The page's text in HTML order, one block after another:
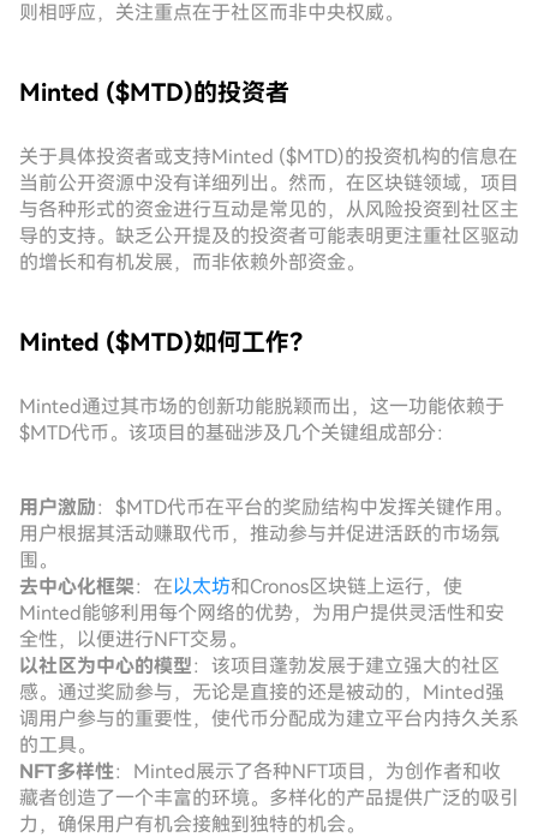
则相呼应，关注重点在于社区而非中央权威。
Minted ($MTD)的投资者
关于具体投资者或支持Minted ($MTD)的投资机构的信息在
当前公开资源中没有详细列出。然而，在区块链领域，项目
与各种形式的资金进行互动是常见的，从风险投资到社区主
导的支持。缺乏公开提及的投资者可能表明更注重社区驱动
的增长和有机发展，而非依赖外部资金。
Minted ($MTD)如何工作？
Minted通过其市场的创新功能脱颖而出，这一功能依赖于
$MTD代币。该项目的基础涉及几个关键组成部分：
用户激励：$MTD代币在平台的奖励结构中发挥关键作用。
用户根据其活动赚取代币，推动参与并促进活跃的市场氛
围。
去中心化框架：在以太坊和Cronos区块链上运行，使
Minted能够利用每个网络的优势，为用户提供灵活性和安
全性，以便进行NFT交易。
以社区为中心的模型：该项目蓬勃发展于建立强大的社区
感。通过奖励参与，无论是直接的还是被动的，Minted强
调用户参与的重要性，使代币分配成为建立平台内持久关系
的工具。
NFT多样性：Minted展示了各种NFT项目，为创作者和收
藏者创造了一个丰富的环境。多样化的产品提供广泛的吸引
力，确保用户有机会接触到独特的机会。